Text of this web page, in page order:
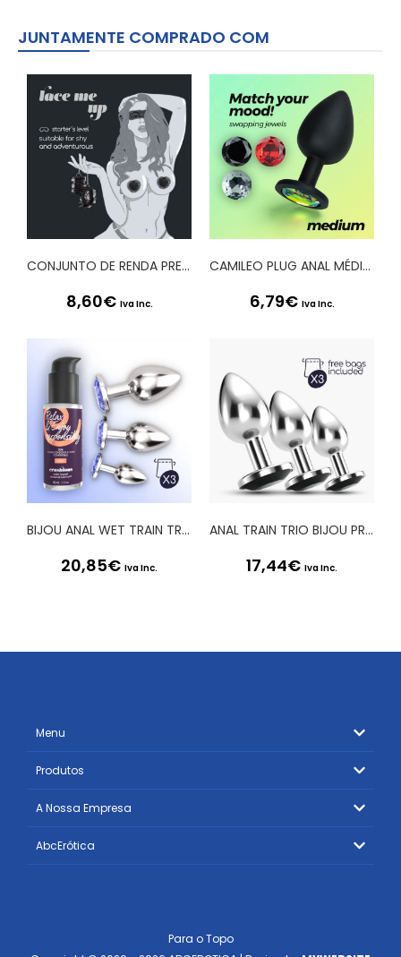
JUNTAMENTE COMPRADO COM
CONJUNTO DE RENDA PRETA LACE ME UP CRUSHIOUS
8,60€ Iva Inc.
CAMILEO PLUG ANAL MÉDIO COM 4 JOIAS INTERCAMBIÁVEIS CRUSHIOUS
6,79€ Iva Inc.
BIJOU ANAL WET TRAIN TRIO CRUSHIOUS AZUL
20,85€ Iva Inc.
ANAL TRAIN TRIO BIJOU PRETO CRUSHIOUS COM BOLSAS INDIVIDUAIS GRÁTIS
17,44€ Iva Inc.
Menu
Produtos
A Nossa Empresa
AbcErótica
Para o Topo